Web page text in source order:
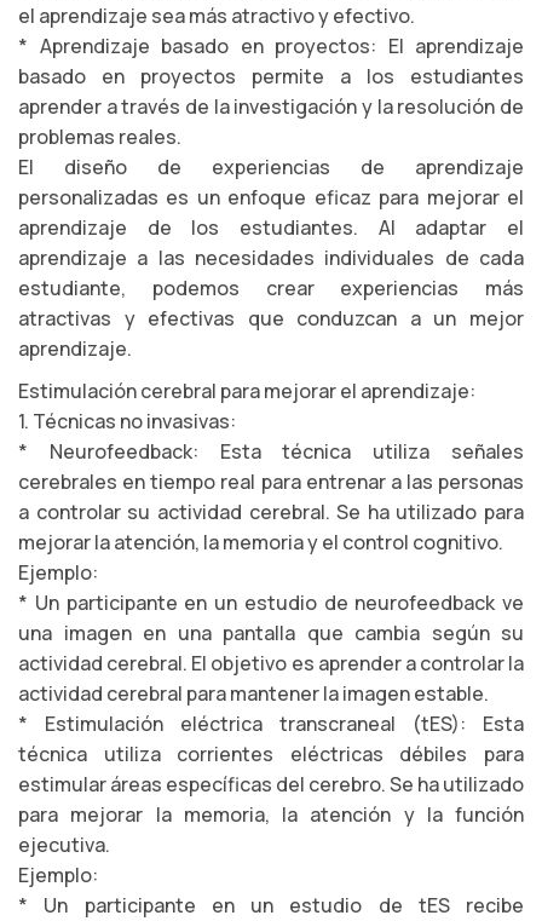
el aprendizaje sea más atractivo y efectivo.
* Aprendizaje basado en proyectos: El aprendizaje
basado en proyectos permite a los estudiantes
aprender a través de la investigación y la resolución de
problemas reales.
El diseño de experiencias de aprendizaje
personalizadas es un enfoque eficaz para mejorar el
aprendizaje de los estudiantes. Al adaptar el
aprendizaje a las necesidades individuales de cada
estudiante, podemos crear experiencias más
atractivas y efectivas que conduzcan a un mejor
aprendizaje.
Estimulación cerebral para mejorar el aprendizaje:
1. Técnicas no invasivas:
* Neurofeedback: Esta técnica utiliza señales
cerebrales en tiempo real para entrenar a las personas
a controlar su actividad cerebral. Se ha utilizado para
mejorar la atención, la memoria y el control cognitivo.
Ejemplo:
* Un participante en un estudio de neurofeedback ve
una imagen en una pantalla que cambia según su
actividad cerebral. El objetivo es aprender a controlar la
actividad cerebral para mantener la imagen estable.
* Estimulación eléctrica transcraneal (tES): Esta
técnica utiliza corrientes eléctricas débiles para
estimular áreas específicas del cerebro. Se ha utilizado
para mejorar la memoria, la atención y la función
ejecutiva.
Ejemplo:
* Un participante en un estudio de tES recibe